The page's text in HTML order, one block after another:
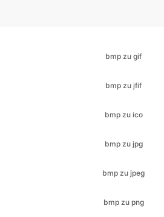
bmp zu ico
bmp zu jpg
bmp zu jpeg
bmp zu png
bmp zu pdf
bmp zu svg